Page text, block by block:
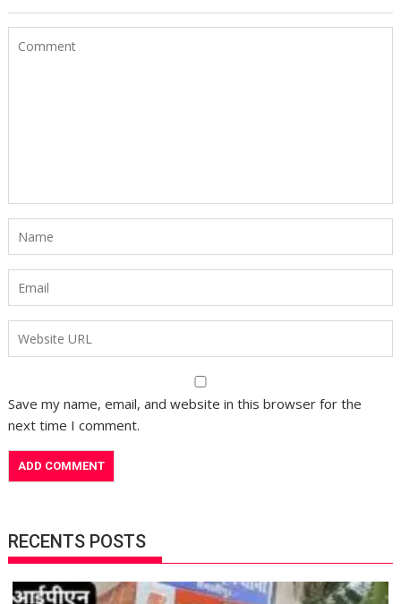
Save my name, email, and website in this browser for the
next time I comment.
RECENTS POSTS